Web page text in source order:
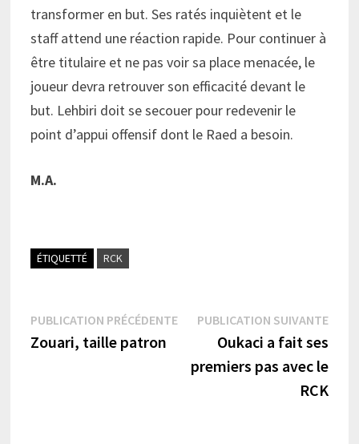
transformer en but. Ses ratés inquiètent et le
staff attend une réaction rapide. Pour continuer à
être titulaire et ne pas voir sa place menacée, le
joueur devra retrouver son efficacité devant le
but. Lehbiri doit se secouer pour redevenir le
point d’appui offensif dont le Raed a besoin.
M.A.
ÉTIQUETTÉ RCK
Navigation
de
PUBLICATION PRÉCÉDENTEPublication
précédente :
Zouari, taille patron
PUBLICATION SUIVANTE
Oukaci a fait ses
premiers pas avec le
RCK